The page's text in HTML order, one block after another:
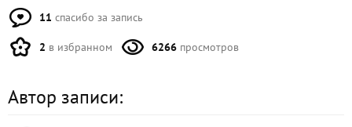
11 спасибо за запись
2 в избранном 6266 просмотров
Автор записи: